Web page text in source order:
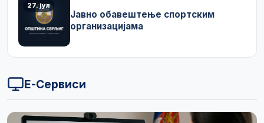
27. јул
Јавно обавештење спортским
организацијама
Е-Сервиси